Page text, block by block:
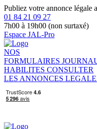
Publiez votre annonce légale
01 84 21 09 27
7h00 à 19h00 (non surtaxé)
Espace JAL-Pro
NOS
FORMULAIRES
HABILITES CONSULTER
LES ANNONCES